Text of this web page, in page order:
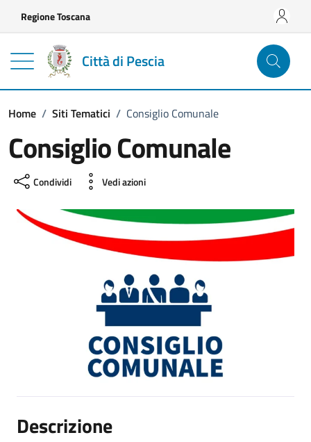
Regione Toscana
Città di Pescia
Home / Siti Tematici / Consiglio Comunale
Consiglio Comunale
Condividi Vedi azioni
Descrizione